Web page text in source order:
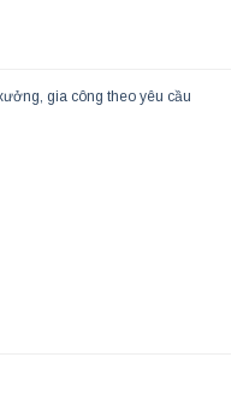
gia công theo yêu cầu